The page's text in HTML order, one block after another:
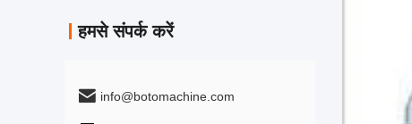
हमसे संपर्क करें
info@botomachine.com